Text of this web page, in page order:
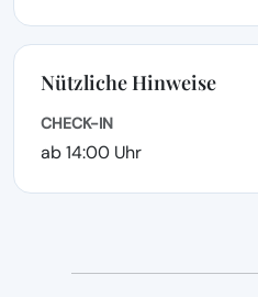
Nützliche Hinweise
CHECK-IN
ab 14:00 Uhr